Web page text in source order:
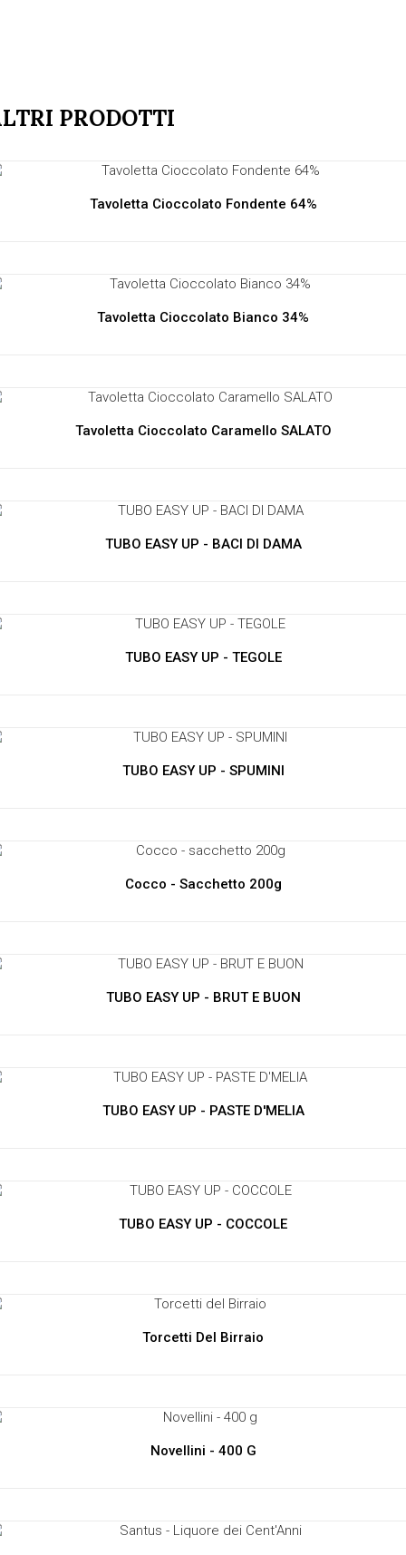
PRODOTTI
Tavoletta Cioccolato Fondente 64%
Tavoletta Cioccolato Bianco 34%
Tavoletta Cioccolato Caramello SALATO
TUBO EASY UP - BACI DI DAMA
TUBO EASY UP - TEGOLE
TUBO EASY UP - SPUMINI
Cocco - Sacchetto 200g
TUBO EASY UP - BRUT E BUON
TUBO EASY UP - PASTE D'MELIA
TUBO EASY UP - COCCOLE
Torcetti Del Birraio
Novellini - 400 G